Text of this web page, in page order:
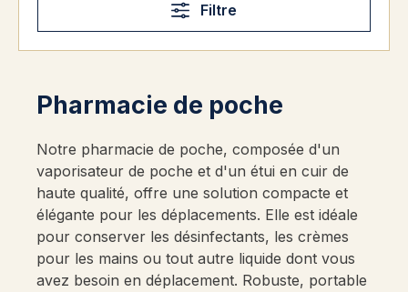
Filtre
Pharmacie de poche
Notre pharmacie de poche, composée d'un
vaporisateur de poche et d'un étui en cuir de
haute qualité, offre une solution compacte et
élégante pour les déplacements. Elle est idéale
pour conserver les désinfectants, les crèmes
pour les mains ou tout autre liquide dont vous
avez besoin en déplacement. Robuste, portable